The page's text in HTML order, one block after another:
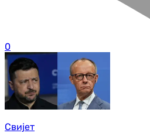
0
Свијет